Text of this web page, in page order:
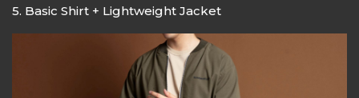
5. Basic Shirt + Lightweight Jacket